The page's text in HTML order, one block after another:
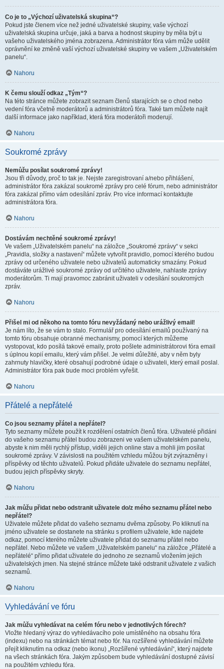
Co je to „Výchozí uživatelská skupina“?
Pokud jste členem více než jedné uživatelské skupiny, vaše výchozí
uživatelská skupina určuje, jaká a barva a hodnost skupiny by měla být u
vašeho uživatelského jména zobrazena. Administrátor fóra vám může udělit
oprávnění ke změně vaší výchozí uživatelské skupiny ve vašem „Uživatelském
panelu“.
Nahoru
K čemu slouží odkaz „Tým“?
Na této stránce můžete zobrazit seznam členů starajících se o chod nebo
vedení fóra včetně moderátorů a administrátorů fóra. Také tam můžete najít
další informace jako například, která fóra moderátoři moderují.
Nahoru
Soukromé zprávy
Nemůžu posílat soukromé zprávy!
Jsou tři důvody, proč to tak je. Nejste zaregistrovaní a/nebo přihlášení,
administrátor fóra zakázal soukromé zprávy pro celé fórum, nebo administrátor
fóra zakázal přímo vám odesílání zpráv. Pro více informací kontaktujte
administrátora fóra.
Nahoru
Dostávám nechtěné soukromé zprávy!
Ve vašem „Uživatelském panelu“ na záložce „Soukromé zprávy“ v sekci
„Pravidla, složky a nastavení“ můžete vytvořit pravidlo, pomocí kterého budou
zprávy od určeného uživatele nebo uživatelů automaticky smazány. Pokud
dostáváte urážlivé soukromé zprávy od určitého uživatele, nahlaste zprávy
moderátorům. Ti mají pravomoc zabránit uživateli v odesílání soukromých
zpráv.
Nahoru
Přišel mi od někoho na tomto fóru nevyžádaný nebo urážlivý email!
Je nám líto, že se vám to stalo. Formulář pro odesílání emailů používaný na
tomto fóru obsahuje obranné mechanismy, pomocí kterých můžeme
vystopovat, kdo posílá takové emaily, proto pošlete administrátorovi fóra email
s úplnou kopií emailu, který vám přišel. Je velmi důležité, aby v něm byly
zahrnuty hlavičky, které obsahují podrobné údaje o uživateli, který email poslal.
Administrátor fóra pak bude moci problém vyřešit.
Nahoru
Přátelé a nepřátelé
Co jsou seznamy přátel a nepřátel?
Tyto seznamy můžete použít k rozdělení ostatních členů fóra. Uživatelé přidáni
do vašeho seznamu přátel budou zobrazeni ve vašem uživatelském panelu,
abyste k nim měli rychlý přístup, viděli jejich online stav a mohli jim posílat
soukromé zprávy. V závislosti na použitém vzhledu můžou být zvýrazněny i
příspěvky od těchto uživatelů. Pokud přidáte uživatele do seznamu nepřátel,
budou jejich příspěvky skryty.
Nahoru
Jak můžu přidat nebo odstranit uživatele do/z mého seznamu přátel nebo
nepřátel?
Uživatele můžete přidat do vašeho seznamu dvěma způsoby. Po kliknutí na
jméno uživatele se dostanete na stránku s profilem uživatele, kde najdete
odkaz, pomocí kterého můžete uživatele přidat do seznamu přátel nebo
nepřátel. Nebo můžete ve vašem „Uživatelském panelu“ na záložce „Přátelé a
nepřátelé“ přímo přidat uživatele do jednoho ze seznamů vložením jejich
uživatelských jmen. Na stejné stránce můžete také odstranit uživatele z vašich
seznamů.
Nahoru
Vyhledávání ve fóru
Jak můžu vyhledávat na celém fóru nebo v jednotlivých fórech?
Vložte hledaný výraz do vyhledávacího pole umístěného na obsahu fóra
(indexu) nebo na stránkách témat nebo fór. Na rozšířené vyhledávání můžete
přejít kliknutím na odkaz (nebo ikonu) „Rozšířené vyhledávání“, který najdete
na všech stránkách fóra. Jakým způsobem bude vyhledávání dostupné závisí
na použitém vzhledu fóra.